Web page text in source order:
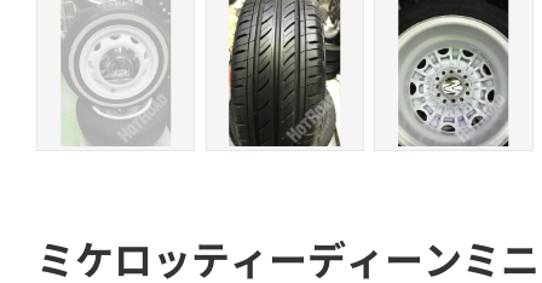
ミケロッティーディーンミ